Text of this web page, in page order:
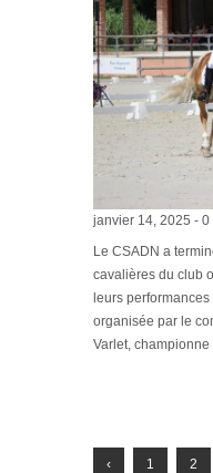
janvier 14, 2025 -
Le CSADN a
cavalières du club
leurs performances
organisée par le
Varlet, championne
‹ 1 2